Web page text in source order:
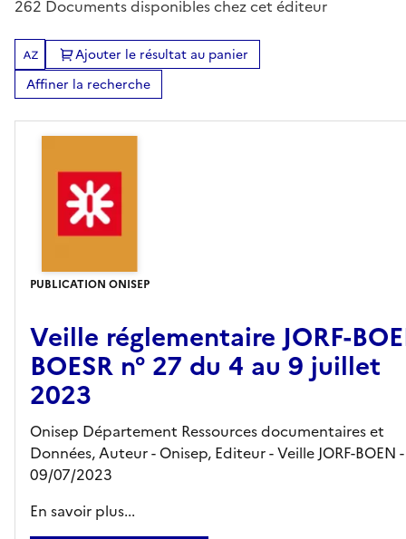
262 Documents disponibles chez cet éditeur
Tris disponibles (Ouverture d'une modale)
Ajouter le résultat au panier
Affiner la recherche
PUBLICATION ONISEP
Veille réglementaire JORF-
BOESR n° 27 du 4 au 9 juillet
2023
Onisep Département Ressources documentaires et
Données, Auteur - Onisep, Editeur- Veille JORF-BOEN -
09/07/2023
En savoir plus...